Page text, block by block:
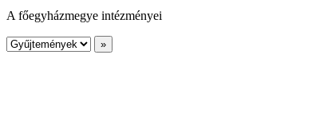
A főegyházmegye intézményei